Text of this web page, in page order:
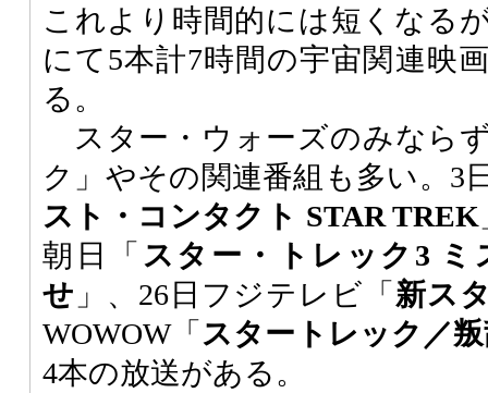
これより時間的には短くなる
にて5本計7時間の宇宙関連映
る。
スター・ウォーズのみなら
ク」やその関連番組も多い。3
スト・コンタクト STAR TREK
朝日「 スター・トレック3
せ 」、26日フジテレビ「 新ス
WOWOW「 スタートレック／
4本の放送がある。